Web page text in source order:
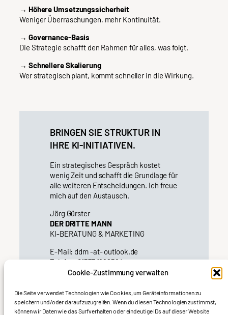
Cookie-Zustimmung verwalten
Die Seite verwendet Technologien wie Cookies, um Geräteinformationen zu
speichern und/oder darauf zuzugreifen. Wenn du diesen Technologien zustimmst,
können wir Daten wie das Surfverhalten oder eindeutige IDs auf dieser Website
→ Höhere Umsetzungssicherheit
Weniger Überraschungen, mehr Kontinuität.
→ Governance-Basis
Die Strategie schafft den Rahmen für alles, was folgt.
→ Schnellere Skalierung
Wer strategisch plant, kommt schneller in die Wirkung.
BRINGEN SIE STRUKTUR IN
IHRE KI-INITIATIVEN.
Ein strategisches Gespräch kostet
wenig Zeit und schafft die Grundlage für
alle weiteren Entscheidungen. Ich freue
mich auf den Austausch.
Jörg Gürster
DER DRITTE MANN
KI-BERATUNG & MARKETING
E-Mail: ddm -at- outlook.de
Telefon: 01577 1892584